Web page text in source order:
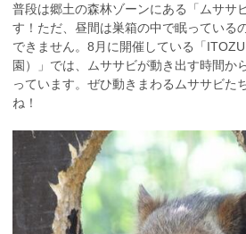
普段は郷土の森林ゾーンにある「ムササ
す！ただ、昼間は巣箱の中で眠っている
できません。8月に開催している「
園）」では、ムササビが動き出す時間か
っています。ぜひ動きまわるムササビた
ね！